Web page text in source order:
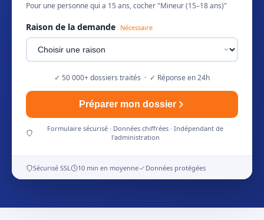
Pour une personne qui a 15 ans, cocher "Mineur (15–18 ans)"
Raison de la demande Nécessaire
✓ 50 000+ dossiers traités · ✓ Réponse en 24h
Préparer mon dossier
Formulaire sécurisé · Données chiffrées · Indépendant de
l'administration
Sécurisé SSL 10 min en moyenne Données protégées